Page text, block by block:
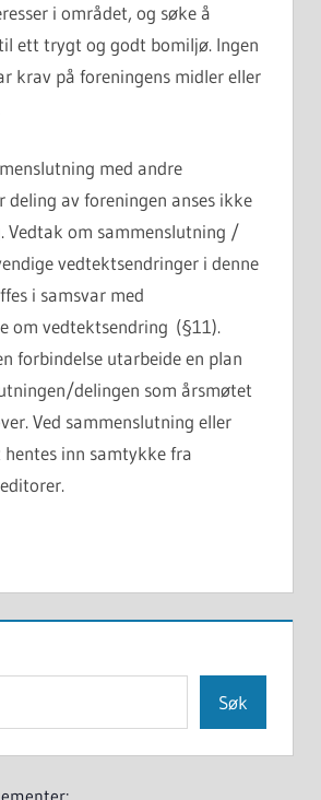
i området, og søke å
ett trygt og godt bomiljø. Ingen
krav på foreningens midler eller
med andre
deling av foreningen anses ikke
Vedtak om sammenslutning /
vedtektsendringer i denne
i samsvar med
om vedtektsendring (§11).
forbindelse utarbeide en plan
delingen som årsmøtet
Ved sammenslutning eller
inn samtykke fra
Søk